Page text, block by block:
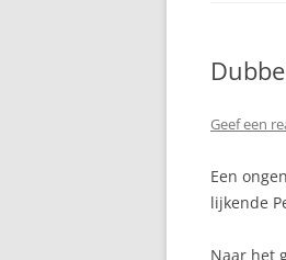
Geef een
Een
lijkende
Naar het